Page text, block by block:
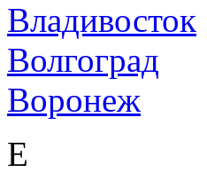
Владивосток
Волгоград
Воронеж
Е